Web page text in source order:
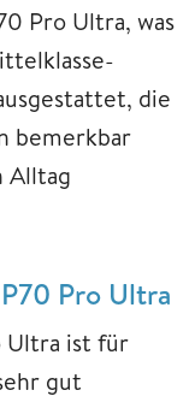
Pro Ultra, was
die
bemerkbar
Alltag
Pro Ultra
Ultra ist für
gut